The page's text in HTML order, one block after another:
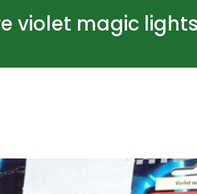
violet magic